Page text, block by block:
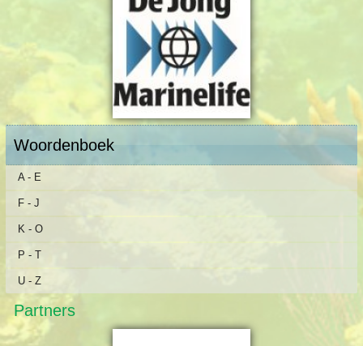
Woordenboek
A - E
F - J
K - O
P - T
U - Z
Partners